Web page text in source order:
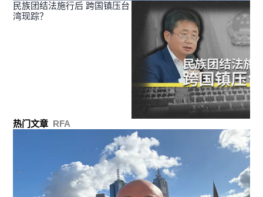
民族团结法施行后 跨国镇压台
湾现踪？
热门文章 RFA